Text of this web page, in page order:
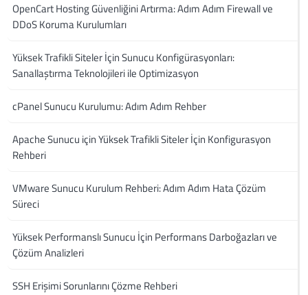
OpenCart Hosting Güvenliğini Artırma: Adım Adım Firewall ve
DDoS Koruma Kurulumları
Yüksek Trafikli Siteler İçin Sunucu Konfigürasyonları:
Sanallaştırma Teknolojileri ile Optimizasyon
cPanel Sunucu Kurulumu: Adım Adım Rehber
Apache Sunucu için Yüksek Trafikli Siteler İçin Konfigurasyon
Rehberi
VMware Sunucu Kurulum Rehberi: Adım Adım Hata Çözüm
Süreci
Yüksek Performanslı Sunucu İçin Performans Darboğazları ve
Çözüm Analizleri
SSH Erişimi Sorunlarını Çözme Rehberi